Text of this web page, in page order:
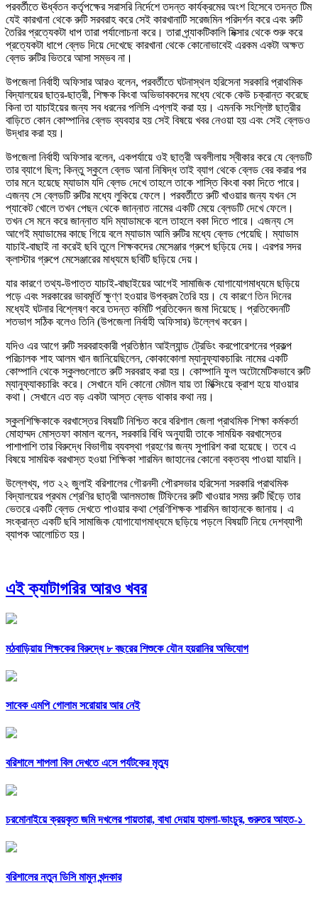
পরবর্তীতে ঊর্ধ্বতন কর্তৃপক্ষের সরাসরি নির্দেশে তদন্ত কার্যক্রমের অংশ হিসেবে তদন্ত টিম
যেই কারখানা থেকে রুটি সরবরাহ করে সেই কারখানাটি সরেজমিন পরিদর্শন করে এবং রুটি
তৈরির প্রত্যেকটা ধাপ তারা পর্যালোচনা করে। তারা প্র্যাকটিকালি মিক্সার থেকে শুরু করে
প্রত্যেকটা ধাপে ব্লেড দিয়ে দেখেছে কারখানা থেকে কোনোভাবেই এরকম একটা অক্ষত
ব্লেড রুটির ভিতরে আসা সম্ভব না।
উপজেলা নির্বাহী অফিসার আরও বলেন, পরবর্তীতে ঘটনাস্থল হরিসেনা সরকারি প্রাথমিক
বিদ্যালয়ের ছাত্র-ছাত্রী, শিক্ষক কিংবা অভিভাবকদের মধ্যে থেকে কেউ চক্রান্ত করেছে
কিনা তা যাচাইয়ের জন্য সব ধরনের পলিসি এপ্লাই করা হয়। এমনকি সংশ্লিষ্ট ছাত্রীর
বাড়িতে কোন কোম্পানির ব্লেড ব্যবহার হয় সেই বিষয়ে খবর নেওয়া হয় এবং সেই ব্লেডও
উদ্ধার করা হয়।
উপজেলা নির্বাহী অফিসার বলেন, একপর্যায়ে ওই ছাত্রী অবলীলায় স্বীকার করে যে ব্লেডটি
তার ব্যাগে ছিল; কিন্তু স্কুলে ব্লেড আনা নিষিদ্ধ তাই ব্যাগ থেকে ব্লেড বের করার পর
তার মনে হয়েছে ম্যাডাম যদি ব্লেড দেখে তাহলে তাকে শাস্তি কিংবা বকা দিতে পারে।
এজন্য সে ব্লেডটি রুটির মধ্যে লুকিয়ে ফেলে। পরবর্তীতে রুটি খাওয়ার জন্য যখন সে
প্যাকেট খোলে তখন পেছন থেকে জান্নাত নামের একটি মেয়ে ব্লেডটি দেখে ফেলে।
তখন সে মনে করে জান্নাত যদি ম্যাডামকে বলে তাহলে বকা দিতে পারে। এজন্য সে
আগেই ম্যাডামের কাছে গিয়ে বলে ম্যাডাম আমি রুটির মধ্যে ব্লেড পেয়েছি। ম্যাডাম
যাচাই-বাছাই না করেই ছবি তুলে শিক্ষকদের মেসেঞ্জার গ্রুপে ছড়িয়ে দেয়। এরপর সদর
ক্লাস্টার গ্রুপে মেসেঞ্জারের মাধ্যমে ছবিটি ছড়িয়ে দেয়।
যার কারণে তথ্য-উপাত্ত যাচাই-বাছাইয়ের আগেই সামাজিক যোগাযোগমাধ্যমে ছড়িয়ে
পড়ে এবং সরকারের ভাবমূর্তি ক্ষুণ্ণ হওয়ার উপক্রম তৈরি হয়। যে কারণে তিন দিনের
মধ্যেই ঘটনার বিশ্লেষণ করে তদন্ত কমিটি প্রতিবেদন জমা দিয়েছে। প্রতিবেদনটি
শতভাগ সঠিক বলেও তিনি (উপজেলা নির্বাহী অফিসার) উল্লেখ করেন।
যদিও এর আগে রুটি সরবরাহকারী প্রতিষ্ঠান আইল্যান্ড ট্রেডিং করপোরেশনের প্রকল্প
পরিচালক শাহ আলম খান জানিয়েছিলেন, কোকাকোলা ম্যানুফ্যাকচারিং নামের একটি
কোম্পানি থেকে স্কুলগুলোতে রুটি সরবরাহ করা হয়। কোম্পানি ফুল অটোমেটিকভাবে রুটি
ম্যানুফ্যাকচারিং করে। সেখানে যদি কোনো মেটাল যায় তা মিক্সিংয়ে ক্রাশ হয়ে যাওয়ার
কথা। সেখানে এত বড় একটা আস্ত ব্লেড থাকার কথা নয়।
স্কুলশিক্ষিকাকে বরখাস্তের বিষয়টি নিশ্চিত করে বরিশাল জেলা প্রাথমিক শিক্ষা কর্মকর্তা
মোহাম্মদ মোস্তফা কামাল বলেন, সরকারি বিধি অনুযায়ী তাকে সাময়িক বরখাস্তের
পাশাপাশি তার বিরুদ্ধে বিভাগীয় ব্যবস্থা গ্রহণের জন্য সুপারিশ করা হয়েছে। তবে এ
বিষয়ে সাময়িক বরখাস্ত হওয়া শিক্ষিকা শারমিন জাহানের কোনো বক্তব্য পাওয়া যায়নি।
উল্লেখ্য, গত ২২ জুলাই বরিশালের গৌরনদী পৌরসভার হরিসেনা সরকারি প্রাথমিক
বিদ্যালয়ের প্রথম শ্রেণির ছাত্রী আলমতাজ টিফিনের রুটি খাওয়ার সময় রুটি ছিঁড়ে তার
ভেতরে একটি ব্লেড দেখতে পাওয়ার কথা শ্রেণিশিক্ষক শারমিন জাহানকে জানায়। এ
সংক্রান্ত একটি ছবি সামাজিক যোগাযোগমাধ্যমে ছড়িয়ে পড়লে বিষয়টি নিয়ে দেশব্যাপী
ব্যাপক আলোচিত হয়।
এই ক্যাটাগরির আরও খবর
মঠবাড়িয়ায় শিক্ষকের বিরুদ্ধে ৮ বছরের শিশুকে যৌন হয়রানির অভিযোগ
সাবেক এমপি গোলাম সরোয়ার আর নেই
বরিশালে শাপলা বিল দেখতে এসে পর্যটকের মৃত্যু
চরমোনাইয়ে ক্রয়কৃত জমি দখলের পায়তারা, বাধা দেয়ায় হামলা-ভাংচুর, গুরুতর আহত-১
বরিশালের নতুন ডিসি মামুন খন্দকার